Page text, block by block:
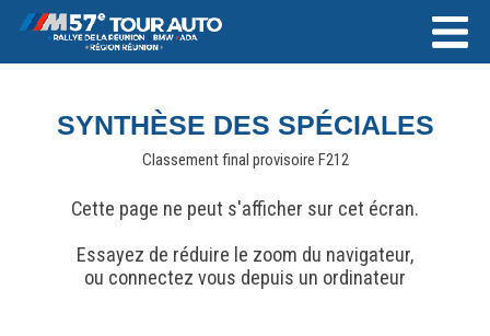
SYNTHÈSE DES SPÉCIALES
Classement final provisoire F212
Cette page ne peut s'afficher sur cet écran.
Essayez de réduire le zoom du navigateur,
ou connectez vous depuis un ordinateur